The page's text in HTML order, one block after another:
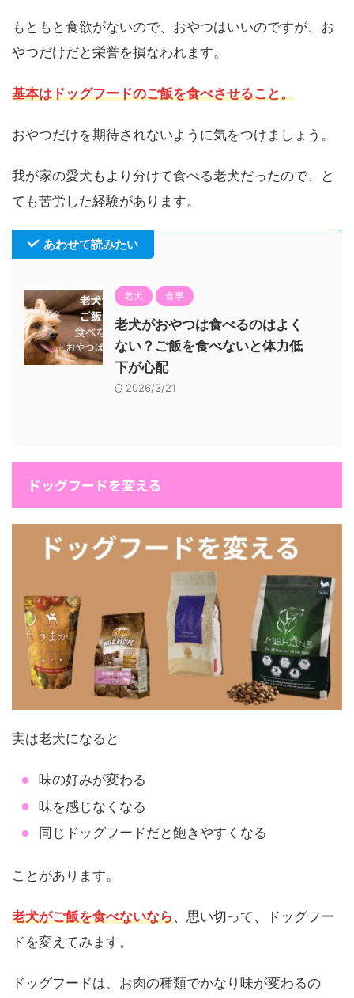
もともと食欲がないので、おやつはいいのですが、お
やつだけだと栄誉を損なわれます。
基本はドッグフードのご飯を食べさせること。
おやつだけを期待されないように気をつけましょう。
我が家の愛犬もより分けて食べる老犬だったので、と
ても苦労した経験があります。
あわせて読みたい
老犬 食事
老犬がおやつは食べるのはよく
ない？ご飯を食べないと体力低
下が心配
2026/3/21
ドッグフードを変える
実は老犬になると
味の好みが変わる
味を感じなくなる
同じドッグフードだと飽きやすくなる
ことがあります。
老犬がご飯を食べないなら、思い切って、ドッグフー
ドを変えてみます。
ドッグフードは、お肉の種類でかなり味が変わるの